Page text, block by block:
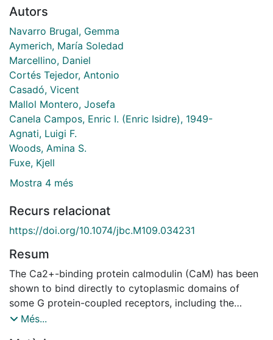
Autors
Navarro Brugal, Gemma
Aymerich, María Soledad
Marcellino, Daniel
Cortés Tejedor, Antonio
Casadó, Vicent
Mallol Montero, Josefa
Canela Campos, Enric I. (Enric Isidre), 1949-
Agnati, Luigi F.
Woods, Amina S.
Fuxe, Kjell
Mostra 4 més
Recurs relacionat
https://doi.org/10.1074/jbc.M109.034231
Resum
The Ca2+-binding protein calmodulin (CaM) has been
shown to bind directly to cytoplasmic domains of
some G protein-coupled receptors, including the
dopamine D2 receptor. CaM binds to the N-terminal
Més...